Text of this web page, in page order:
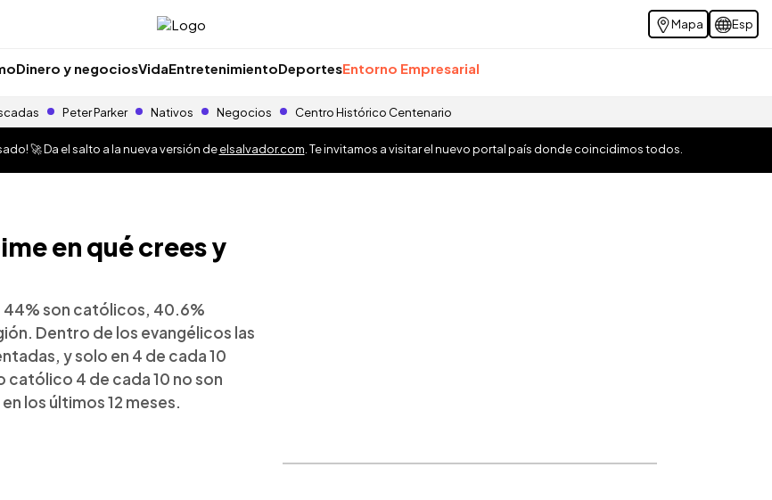
Mapa Esp
Dinero y negociosVidaEntretenimientoDeportesEntorno Empresarial
Peter Parker Nativos Negocios Centro Histórico Centenario
🚀 Da el salto a la nueva versión deelsalvador.com . Te invitamos a visitar el nuevo portal país donde coincidimos todos.
en qué crees y
44% son católicos, 40.6%
Dentro de los evangélicos las
y solo en 4 de cada 10
católico 4 de cada 10 no son
los últimos 12 meses.